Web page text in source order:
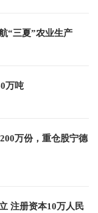
“三夏”农业生产
万吨
万份，重仓股宁德
注册资本10万人民